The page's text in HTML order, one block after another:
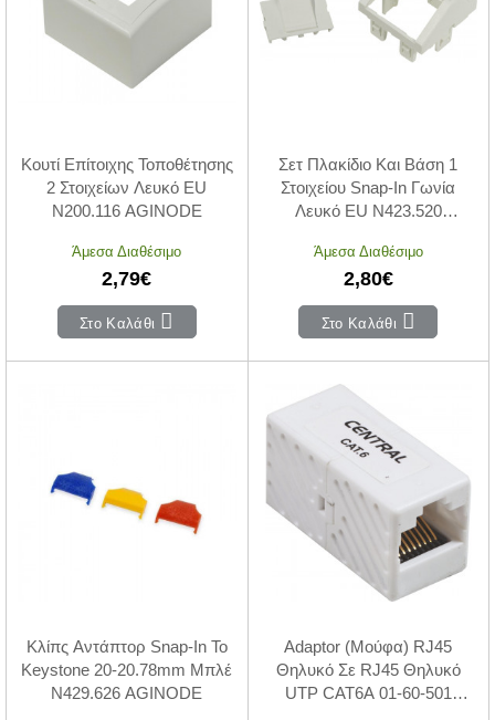
Κουτί Επίτοιχης Τοποθέτησης
2 Στοιχείων Λευκό EU
N200.116 AGINODE
Άμεσα Διαθέσιμο
2,79€
Στο Καλάθι
Σετ Πλακίδιο Και Βάση 1
Στοιχείου Snap-In Γωνία
Λευκό EU N423.520
Άμεσα Διαθέσιμο
2,80€
Στο Καλάθι
Κλίπς Αντάπτορ Snap-In To
Keystone 20-20.78mm Μπλέ
N429.626 AGINODE
Adaptor (Μούφα) RJ45
Θηλυκό Σε RJ45 Θηλυκό
UTP CAT6A 01-60-501